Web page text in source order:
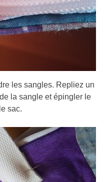
les sangles. Repliez un
la sangle et épingler le
sac.